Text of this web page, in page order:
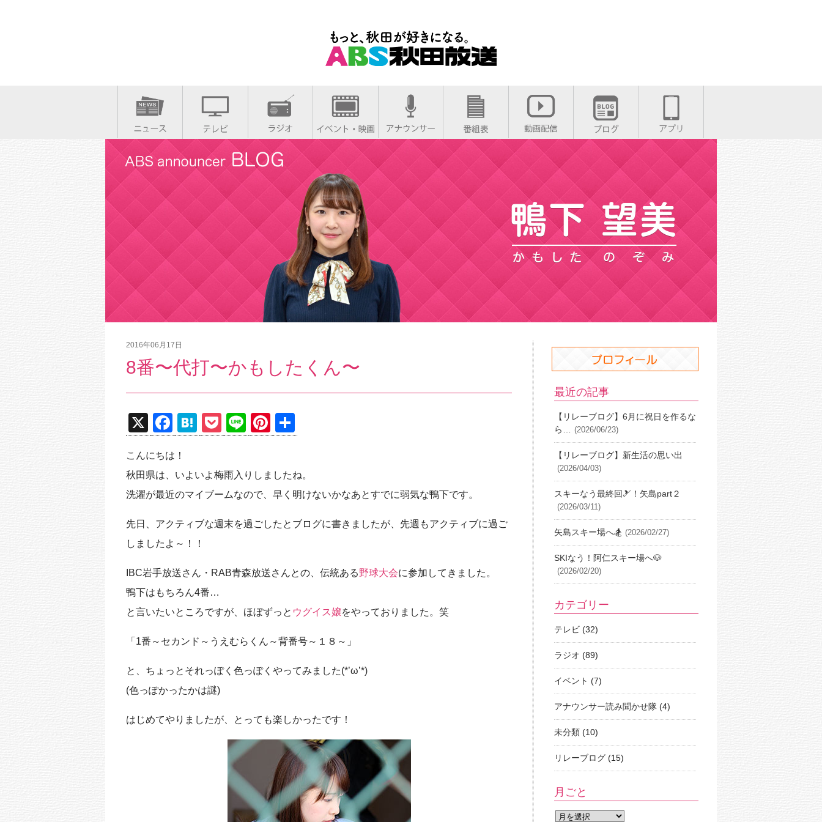
2016年06月17日
8番〜代打〜かもしたくん〜
X
F
a
c
e
b
o
o
H
at
n
a
P
o
et
Li
n
Pi
nt
e
st
有
こんにちは！
秋田県は、いよいよ梅雨入りしましたね。
洗濯が最近のマイブームなので、早く明けないかなあとすでに弱気な鴨下です。
先日、アクティブな週末を過ごしたとブログに書きましたが、先週もアクティブに過ご
しましたよ～！！
IBC岩手放送さん・RAB青森放送さんとの、伝統ある野球大会に参加してきました。
鴨下はもちろん4番…
と言いたいところですが、ほぼずっと ウグイス嬢をやっておりました。笑
「1番～セカンド～うえむらくん～背番号～１８～」
と、ちょっとそれっぽく色っぽくやってみました(*’ω’*)
(色っぽかったかは謎)
はじめてやりましたが、とっても楽しかったです！
最近の記事
【リレーブログ】6月に祝日を作るな
ら…
(2026/06/23)
【リレーブログ】新生活の思い出
(2026/04/03)
スキーなう最終回🎿！矢島part２
(2026/03/11)
矢島スキー場へ🏂 (2026/02/27)
SKIなう！阿仁スキー場へ🐶
(2026/02/20)
カテゴリー
テレビ (32)
ラジオ (89)
イベント (7)
アナウンサー読み聞かせ隊 (4)
未分類 (10)
リレーブログ (15)
月ごと